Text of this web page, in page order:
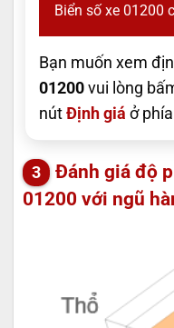
Biển số xe 01200
Bạn muốn xem
01200 vui lòng
nút Định giá ở
Đánh giá độ
01200 với ngũ